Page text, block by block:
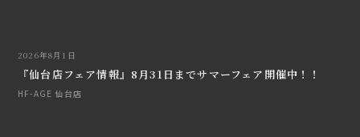
2026年8月1日
『仙台店フェア情報』8月31日までサマーフェア開催中！！
HF-AGE 仙台店